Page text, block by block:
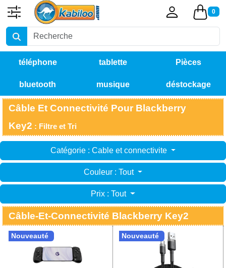
0
téléphone tablette Pièces
détachées
bluetooth musique déstockage
Câble Et Connectivité Pour Blackberry
Key2 : Filtre et Tri
Catégorie : Cable et connectivite
Couleur : Tout
Prix : Tout
Câble-Et-Connectivité Blackberry Key2
Nouveauté Nouveauté